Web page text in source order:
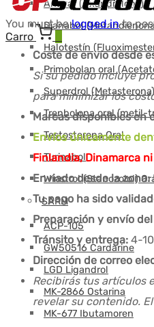
Anavar (Oxandrolona)
Dianabol
Halotestín
Primobolan oral
Superdrol (Metasterona)
Trenbolona oral (metil-
Testosterona Oral
Turinabol
Winstrol (Stanozolol)
SARM
ACP-105
GW50516 Cardarine
LGD Ligandrol
MK-2866 Ostarina
MK-677 Ibutamoren
Carro
You must belogged into
Coste de envío desde
Si su pedido incluye
para minimizar los
Marcas disponibles en
Envíos únicamente
Finlandia, Dinamarca
Enviado desde la zona:
Tu pago ha sido
Preparación y envío
Tránsito y entrega: 4-
Dirección de correo
Recibirás tus artículos
revelar su contenido.